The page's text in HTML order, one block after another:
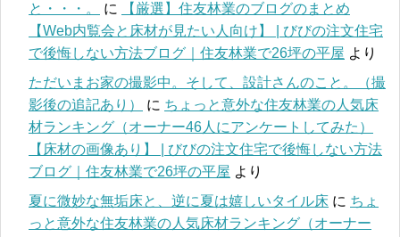
と・・・。
に
【厳選】住友林業のブログのまとめ
【Web内覧会と床材が見たい人向け】 | びびの注文住宅
で後悔しない方法ブログ｜住友林業で26坪の平屋 より
ただいまお家の撮影中。そして、設計さんのこと。（撮
影後の追記あり）
に ちょっと意外な住友林業の人気床
材ランキング（オーナー46人にアンケートしてみた）
【床材の画像あり】 | びびの注文住宅で後悔しない方法
ブログ｜住友林業で26坪の平屋 より
夏に微妙な無垢床と、逆に夏は嬉しいタイル床 に ちょ
っと意外な住友林業の人気床材ランキング（オーナー